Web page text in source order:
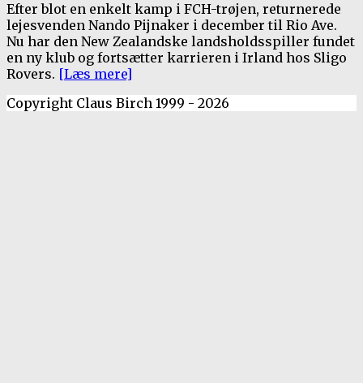
Efter blot en enkelt kamp i FCH-trøjen, returnerede
lejesvenden Nando Pijnaker i december til Rio Ave.
Nu har den New Zealandske landsholdsspiller fundet
en ny klub og fortsætter karrieren i Irland hos Sligo
Rovers. [Læs mere]
Copyright Claus Birch 1999 - 2026